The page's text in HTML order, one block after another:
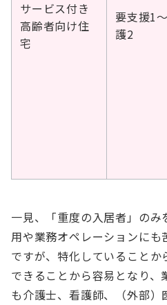
サービス付き
高齢者向け住
宅
要支援1
護2
一見、「重度の入居者」の
用や業務オペレーションに
ですが、特化していること
できることから容易となり、
も介護士、看護師、（外部